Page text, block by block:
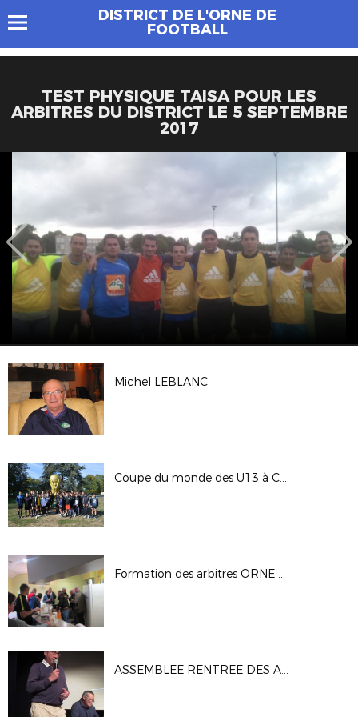
DISTRICT DE L'ORNE DE
FOOTBALL
TEST PHYSIQUE TAISA POUR LES
ARBITRES DU DISTRICT LE 5 SEPTEMBRE
2017
Michel LEBLANC
Coupe du monde des U13 à CLAIREFONTAINE OCTOBRE 2018
Formation des arbitres ORNE Octobre 2018
ASSEMBLEE RENTREE DES ARBITRES ET TEST TAISA SEPTEMBRE 2018